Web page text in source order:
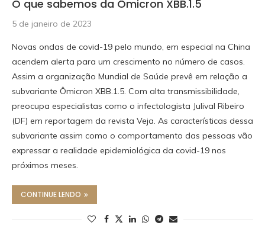
O que sabemos da Ômicron XBB.1.5
5 de janeiro de 2023
Novas ondas de covid-19 pelo mundo, em especial na China
acendem alerta para um crescimento no número de casos.
Assim a organização Mundial de Saúde prevê em relação a
subvariante Ômicron XBB.1.5. Com alta transmissibilidade,
preocupa especialistas como o infectologista Julival Ribeiro
(DF) em reportagem da revista Veja. As características dessa
subvariante assim como o comportamento das pessoas vão
expressar a realidade epidemiológica da covid-19 nos
próximos meses.
CONTINUE LENDO